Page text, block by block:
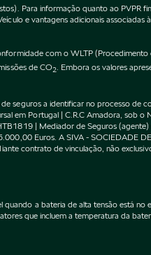
Para informação quanto ao PVPR
e vantagens adicionais
com o WLTP
de CO2 . Embora os valores
seguros a identificar no processo de
em Portugal | C.R.C Amadora, sob
| Mediador de Seguros
Euros. A SIVA - SOCIEDADE
contrato de vinculação, não
a bateria de alta tensão está
que incluem a temperatura da